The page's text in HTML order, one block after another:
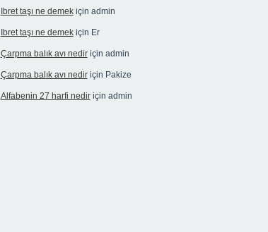
Ibret taşı ne demekiçin admin
Ibret taşı ne demekiçin Er
Çarpma balık avı nediriçin admin
Çarpma balık avı nediriçin Pakize
Alfabenin 27 harfi nediriçin admin